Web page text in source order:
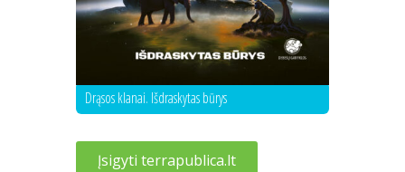
Drąsos klanai. Išdraskytas būrys
Įsigyti terrapublica.lt